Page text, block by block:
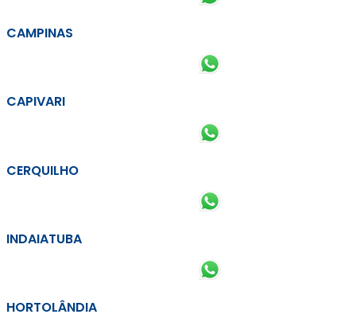
CAMPINAS
CAPIVARI
CERQUILHO
INDAIATUBA
HORTOLÂNDIA